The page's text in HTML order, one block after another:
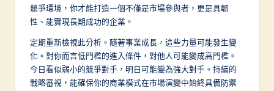
競爭環境，你才能打造一個不僅是市場參與者，更是具韌
性、能實現長期成功的企業。
定期重新檢視此分析。隨著事業成長，這些力量可能發生變
化。對你而言低門檻的進入條件，對他人可能變成高門檻。
今日看似弱小的競爭對手，明日可能變為強大對手。持續的
戰略審視，能確保你的商業模式在市場演變中始終具備防禦